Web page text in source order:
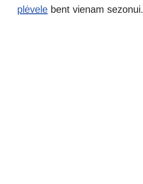
plėvele bent vienam sezonui.